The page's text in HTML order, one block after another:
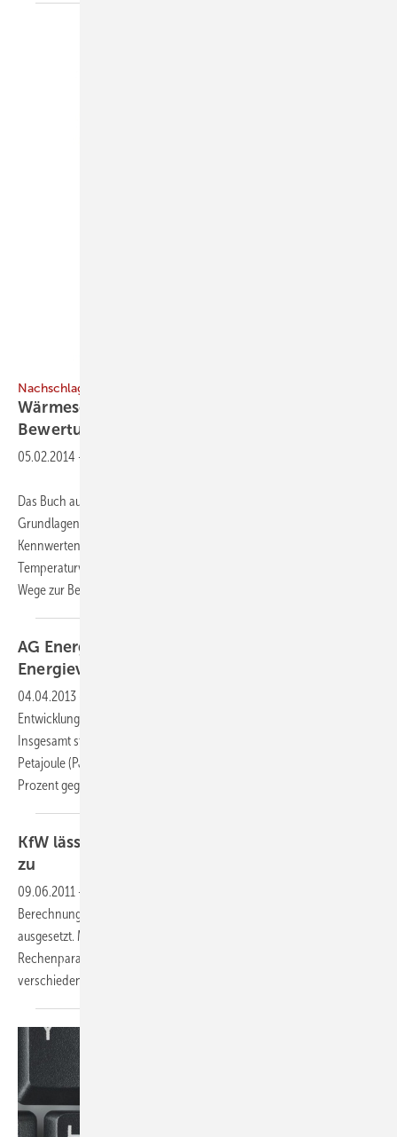
Nachschlagewerk
WärmeschutzGrundlagen — Berechnung —
Bewertung
05.02.2014 -
Das Buch aus der Reihe „Detailwissen Bauphysik“ vermittelt
Grundlagen des Wärmeschutzes: Von den Eigenschaften und
Kennwerten unterschiedlicher Wärmedämmstoffe bis zur
Temperaturverteilung in Bauteilen. Der Autor zeigt darüber hinaus
Wege zur Beurteilung von Wärmebrücken, geht auf die
AG Energiebilanzen legt Berechnungen zum
Energieverbrauch
04.04.2013
Entwicklung des Primärenergieverbrauchs 2012 veröffentlicht.
Insgesamt stieg der Verbrauch an Primärenergien auf 13.645
Petajoule (PJ). Das entspricht einer Zunahme von knapp einem
Prozent gegenüber dem
KfW lässt DIN 18599 wieder für Berechnungen
zu
09.06.2011 -
Berechnung der energetischen Niveaus von KfW-Effizienzhäusern
ausgesetzt. Mittlerweile wurden für Wohngebäude einheitliche
Rechenparameter abgestimmt und eine Vergleichsrechnung der
verschiedenen Softwareprodukte